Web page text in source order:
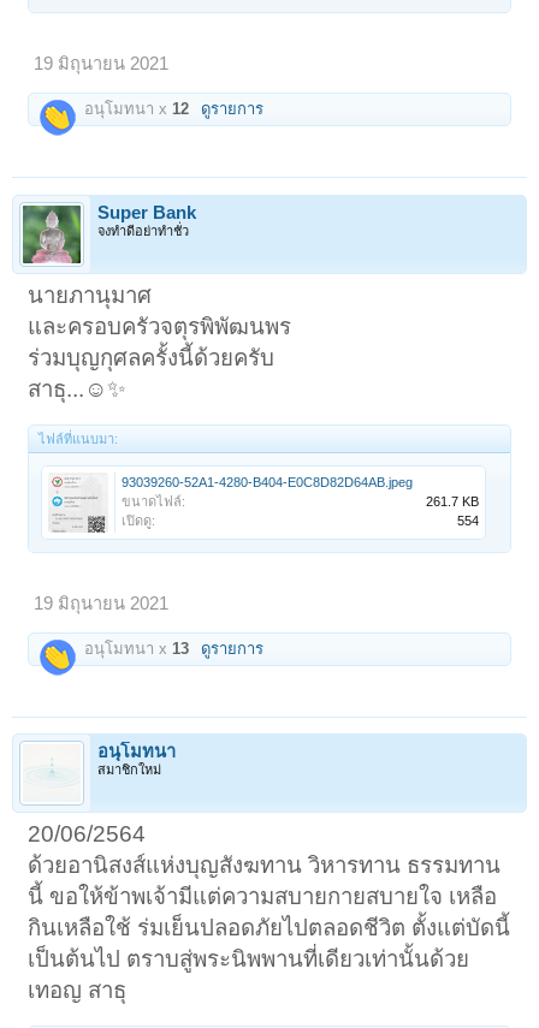
19 มิถุนายน 2021
อนุโมทนา x12 ดูรายการ
Super Bank
จงทำดีอย่าทำชั่ว
นายภานุมาศ
และครอบครัวจตุรพิพัฒนพร
ร่วมบุญกุศลครั้งนี้ด้วยครับ
สาธุ...☺️✨
ไฟล์ที่แนบมา:
93039260-52A1-4280-B404-E0C8D82D64AB.jpeg
ขนาดไฟล์:
261.7 KB
เปิดดู:
554
19 มิถุนายน 2021
อนุโมทนา x 13 ดูรายการ
อนุโมทนา
สมาชิกใหม่
20/06/2564
ด้วยอานิสงส์แห่งบุญสังฆทาน วิหารทาน ธรรมทาน
นี้ ขอให้ข้าพเจ้ามีแต่ความสบายกายสบายใจ เหลือ
กินเหลือใช้ ร่มเย็นปลอดภัยไปตลอดชีวิต ตั้งแต่บัดนี้
เป็นต้นไป ตราบสู่พระนิพพานที่เดียวเท่านั้นด้วย
เทอญ สาธุ